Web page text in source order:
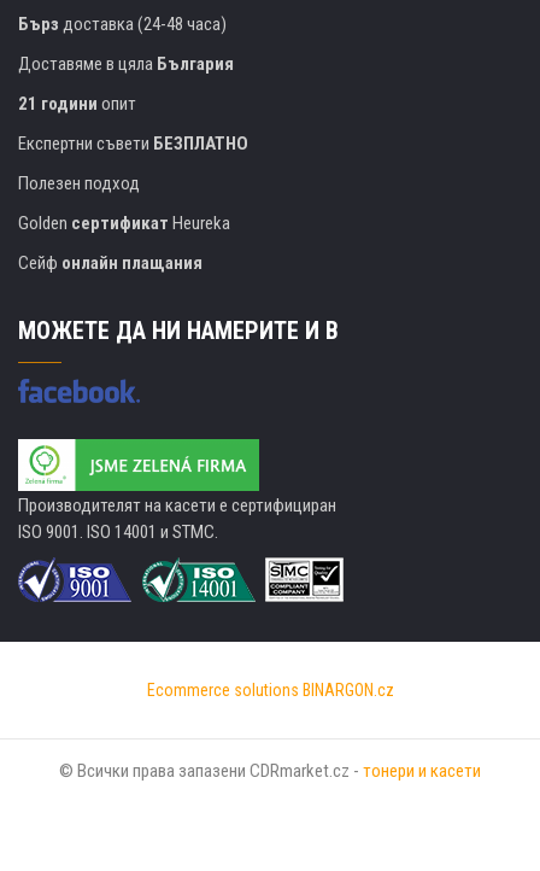
Бърз доставка (24-48 часа)
Доставяме в цяла България
21 години опит
Експертни съвети БЕЗПЛАТНО
Полезен подход
Golden сертификат Heureka
Сейф онлайн плащания
МОЖЕТЕ ДА НИ НАМЕРИТЕ И В
Производителят на касети е сертифициран
ISO 9001. ISO 14001 и STMC.
Ecommerce solutions BINARGON.cz
© Всички права запазени CDRmarket.cz - тонери и касети